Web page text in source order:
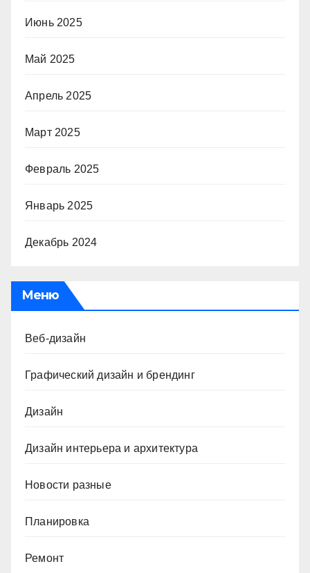
Июнь 2025
Май 2025
Апрель 2025
Март 2025
Февраль 2025
Январь 2025
Декабрь 2024
Меню
Веб-дизайн
Графический дизайн и брендинг
Дизайн
Дизайн интерьера и архитектура
Новости разные
Планировка
Ремонт